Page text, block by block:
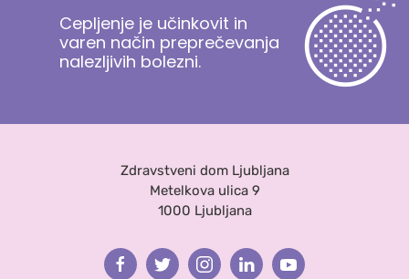
Cepljenje je učinkovit in
varen način preprečevanja
nalezljivih bolezni.
Zdravstveni dom Ljubljana
Metelkova ulica 9
1000 Ljubljana
FacebookTwitterInstagramLinkedinYoutube